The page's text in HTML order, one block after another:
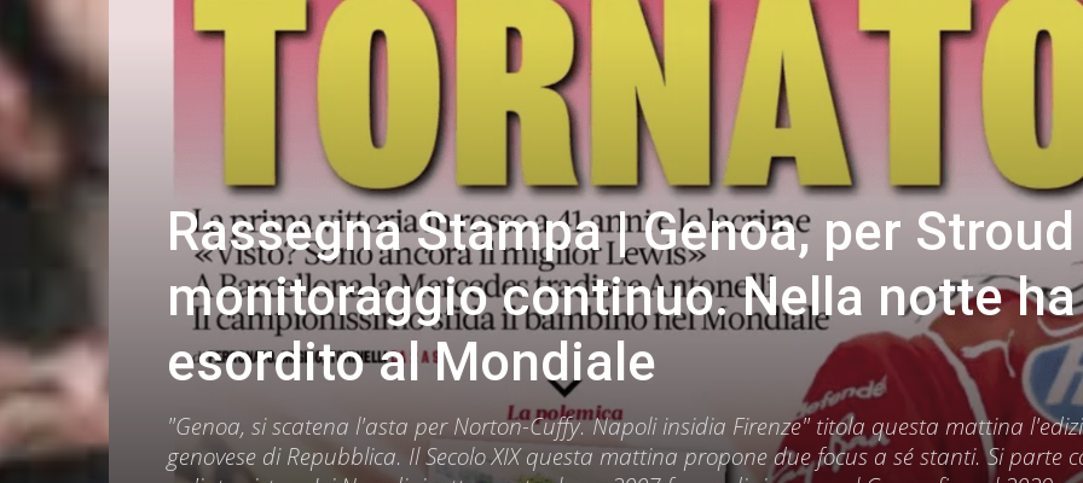
Rassegna Stampa | Genoa, per Stroud
monitoraggio continuo. Nella notte ha
esordito al Mondiale
"Genoa, si scatena l'asta per Norton-Cuffy. Napoli insidia Firenze" titola questa mattina
genovese di Repubblica. Il Secolo XIX questa mattina propone due focus a sé stanti. Si parte